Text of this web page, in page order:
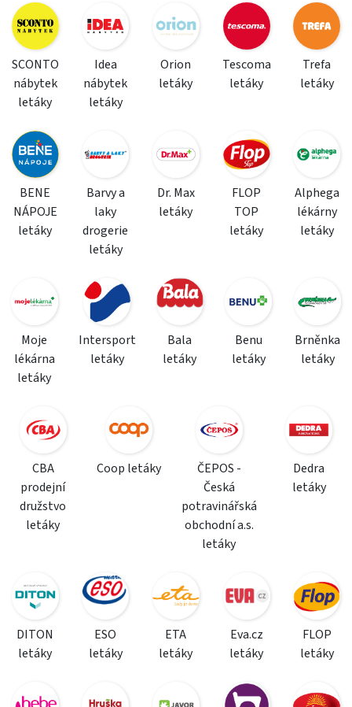
SCONTO
nábytek
letáky
Idea
nábytek
letáky
Orion
letáky
Tescoma
letáky
Trefa
letáky
BENE
NÁPOJE
letáky
Barvy a
laky
drogerie
letáky
Dr. Max
letáky
FLOP
TOP
letáky
Alphega
lékárny
letáky
Moje
lékárna
letáky
Intersport
letáky
Bala
letáky
Benu
letáky
Brněnka
letáky
CBA
prodejní
družstvo
letáky
Coop letáky
ČEPOS -
Česká
potravinářská
obchodní a.s.
letáky
Dedra
letáky
DITON
letáky
ESO
letáky
ETA
letáky
Eva.cz
letáky
FLOP
letáky